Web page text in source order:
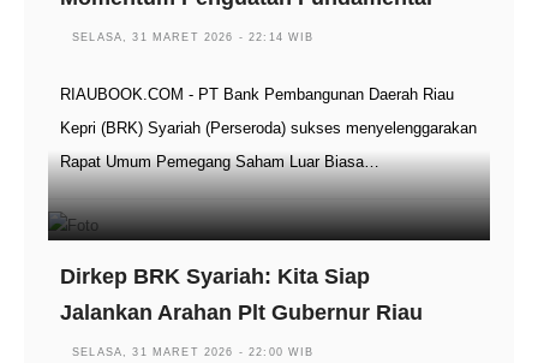
SELASA, 31 MARET 2026 - 22:14 WIB
RIAUBOOK.COM - PT Bank Pembangunan Daerah Riau
Kepri (BRK) Syariah (Perseroda) sukses menyelenggarakan
Rapat Umum Pemegang Saham Luar Biasa…
Dirkep BRK Syariah: Kita Siap
Jalankan Arahan Plt Gubernur Riau
SELASA, 31 MARET 2026 - 22:00 WIB